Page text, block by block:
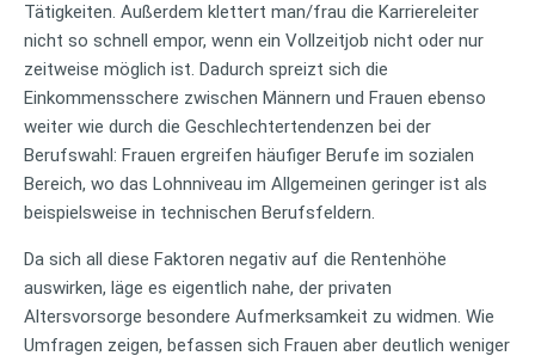
Tätigkeiten. Außerdem klettert man/frau die Karriereleiter
nicht so schnell empor, wenn ein Vollzeitjob nicht oder nur
zeitweise möglich ist. Dadurch spreizt sich die
Einkommensschere zwischen Männern und Frauen ebenso
weiter wie durch die Geschlechtertendenzen bei der
Berufswahl: Frauen ergreifen häufiger Berufe im sozialen
Bereich, wo das Lohnniveau im Allgemeinen geringer ist als
beispielsweise in technischen Berufsfeldern.
Da sich all diese Faktoren negativ auf die Rentenhöhe
auswirken, läge es eigentlich nahe, der privaten
Altersvorsorge besondere Aufmerksamkeit zu widmen. Wie
Umfragen zeigen, befassen sich Frauen aber deutlich weniger